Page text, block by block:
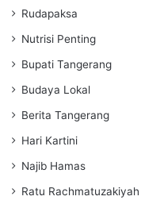
Rudapaksa
Nutrisi Penting
Bupati Tangerang
Budaya Lokal
Berita Tangerang
Hari Kartini
Najib Hamas
Ratu Rachmatuzakiyah